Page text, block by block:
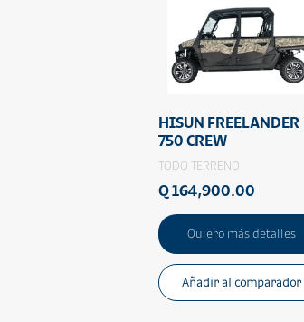
HISUN FREELANDER
750 CREW
TODO TERRENO
Q 164,900.00
Quiero más detalles
Añadir al comparador